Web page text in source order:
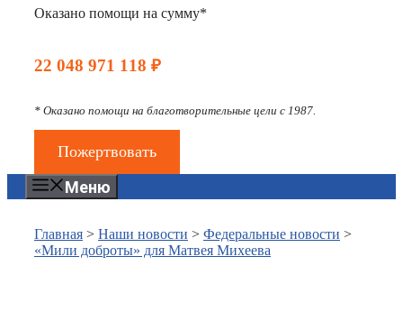
Оказано помощи на сумму*
22 048 971 118 ₽
* Оказано помощи на благотворительные цели с 1987.
Пожертвовать
Меню
Главная > Наши новости > Федеральные новости >
«Мили доброты» для Матвея Михеева